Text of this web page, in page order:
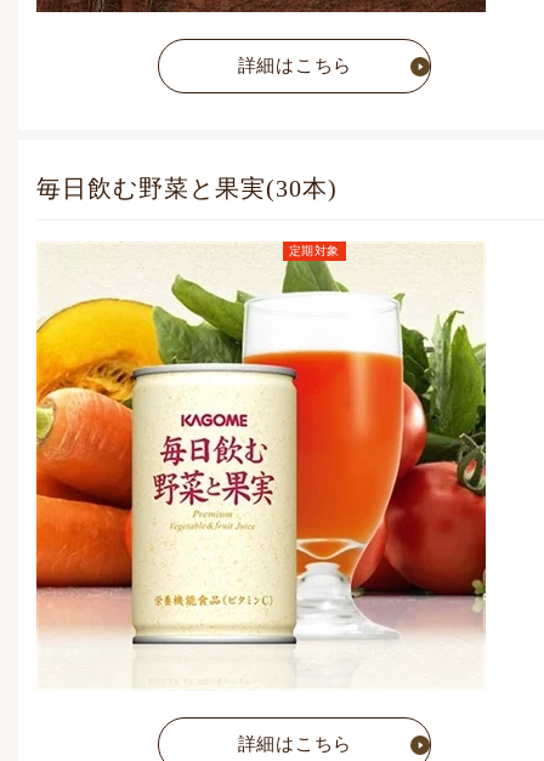
詳細はこちら
毎日飲む野菜と果実(30本)
定期対象
定期お届けコース価格
5,648
(税込)
通常価格
(税込)
詳細はこちら